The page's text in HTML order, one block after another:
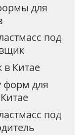
для
под
Китае
форм для
под